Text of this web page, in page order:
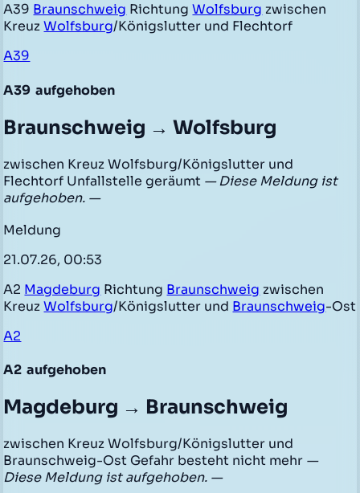
A39 Braunschweig RichtungWolfsburg zwischen
KreuzWolfsburg/Königslutter und Flechtorf
A39
A39 aufgehoben
Braunschweig → Wolfsburg
zwischen Kreuz Wolfsburg/Königslutter und
Flechtorf Unfallstelle geräumt — Diese Meldung ist
aufgehoben. —
Meldung
21.07.26, 00:53
A2 Magdeburg Richtung Braunschweig zwischen
KreuzWolfsburg/Königslutter und Braunschweig-Ost
A2
A2 aufgehoben
Magdeburg → Braunschweig
zwischen Kreuz Wolfsburg/Königslutter und
Braunschweig-Ost Gefahr besteht nicht mehr —
Diese Meldung ist aufgehoben. —